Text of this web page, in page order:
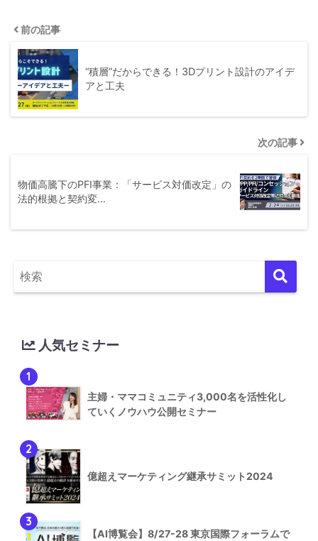
前の記事
“積層”だからできる！3Dプリント設計のアイデ
アと工夫
次の記事
物価高騰下のPFI事業：「サービス対価改定」の
法的根拠と契約変…
人気セミナー
1
主婦・ママコミュニティ3,000名を活性化し
ていくノウハウ公開セミナー
2
億超えマーケティング継承サミット2024
3
【AI博覧会】8/27-28 東京国際フォーラムで